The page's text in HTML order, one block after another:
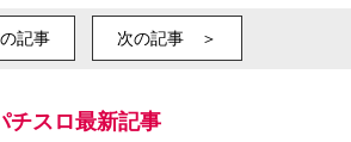
記事 次の記事 ＞
チスロ最新記事